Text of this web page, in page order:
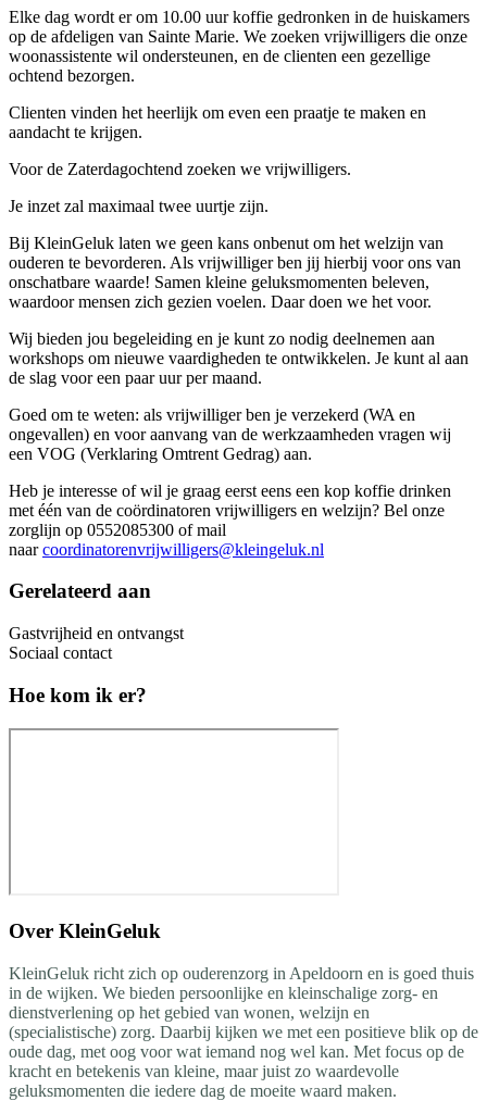
Elke dag wordt er om 10.00 uur koffie gedronken in de huiskamers
op de afdeligen van Sainte Marie. We zoeken vrijwilligers die onze
woonassistente wil ondersteunen, en de clienten een gezellige
ochtend bezorgen.
Clienten vinden het heerlijk om even een praatje te maken en
aandacht te krijgen.
Voor de Zaterdagochtend zoeken we vrijwilligers.
Je inzet zal maximaal twee uurtje zijn.
Bij KleinGeluk laten we geen kans onbenut om het welzijn van
ouderen te bevorderen. Als vrijwilliger ben jij hierbij voor ons van
onschatbare waarde! Samen kleine geluksmomenten beleven,
waardoor mensen zich gezien voelen. Daar doen we het voor.
Wij bieden jou begeleiding en je kunt zo nodig deelnemen aan
workshops om nieuwe vaardigheden te ontwikkelen. Je kunt al aan
de slag voor een paar uur per maand.
Goed om te weten: als vrijwilliger ben je verzekerd (WA en
ongevallen) en voor aanvang van de werkzaamheden vragen wij
een VOG (Verklaring Omtrent Gedrag) aan.
Heb je interesse of wil je graag eerst eens een kop koffie drinken
met één van de coördinatoren vrijwilligers en welzijn? Bel onze
zorglijn op 0552085300 of mail
naarcoordinatorenvrijwilligers@kleingeluk.nl
Gerelateerd aan
Gastvrijheid en ontvangst
Sociaal contact
Hoe kom ik er?
Over KleinGeluk
KleinGeluk richt zich op ouderenzorg in Apeldoorn en is goed thuis
in de wijken. We bieden persoonlijke en kleinschalige zorg- en
dienstverlening op het gebied van wonen, welzijn en
(specialistische) zorg. Daarbij kijken we met een positieve blik op de
oude dag, met oog voor wat iemand nog wel kan. Met focus op de
kracht en betekenis van kleine, maar juist zo waardevolle
geluksmomenten die iedere dag de moeite waard maken.